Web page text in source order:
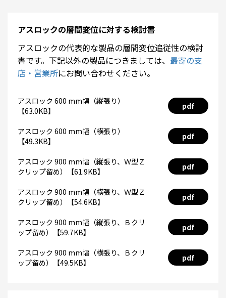
アスロックの層間変位に対する検討書
アスロックの代表的な製品の層間変位追従性の検討
書です。下記以外の製品につきましては、 最寄の支
店・営業所にお問い合わせください。
アスロック 600 mm幅（縦張り）
【63.0KB】
pdf
アスロック 600 mm幅（横張り）
【49.3KB】
pdf
アスロック 900 mm幅（縦張り、Ｗ型Ｚ
クリップ留め）【61.9KB】
pdf
アスロック 900 mm幅（横張り、Ｗ型Ｚ
クリップ留め）【54.6KB】
pdf
アスロック 900 mm幅（縦張り、Ｂクリ
ップ留め）【59.7KB】
pdf
アスロック 900 mm幅（横張り、Ｂクリ
ップ留め）【49.5KB】
pdf